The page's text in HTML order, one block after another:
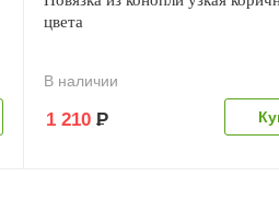
цвета
В наличии
1 210 Р